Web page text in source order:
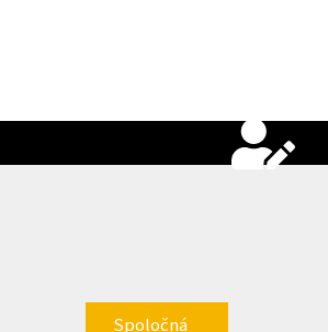
Spoločná